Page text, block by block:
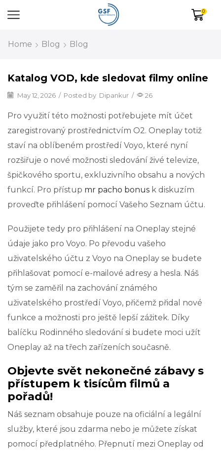
0
Home Blog Blog
Katalog VOD, kde sledovat filmy online
May 12, 2026 / Posted by Dipankur / 26
Pro využití této možnosti potřebujete mít účet
zaregistrovaný prostřednictvím O2. Oneplay totiž
staví na oblíbeném prostředí Voyo, které nyní
rozšiřuje o nové možnosti sledování živé televize,
špičkového sportu, exkluzivního obsahu a nových
funkcí. Pro přístup mr pacho bonus k diskuzím
proveďte přihlášení pomocí Vašeho Seznam účtu.
Použijete tedy pro přihlášení na Oneplay stejné
údaje jako pro Voyo. Po převodu vašeho
uživatelského účtu z Voyo na Oneplay se budete
přihlašovat pomocí e-mailové adresy a hesla. Náš
tým se zaměřil na zachování známého
uživatelského prostředí Voyo, přičemž přidal nové
funkce a možnosti pro ještě lepší zážitek. Díky
balíčku Rodinného sledování si budete moci užít
Oneplay až na třech zařízeních současně.
Objevte svět nekonečné zábavy s
přístupem k tisícům filmů a
pořadů!
Náš seznam obsahuje pouze na oficiální a legální
služby, které jsou zdarma nebo je můžete získat
pomocí předplatného. Přepnutí mezi Oneplay od